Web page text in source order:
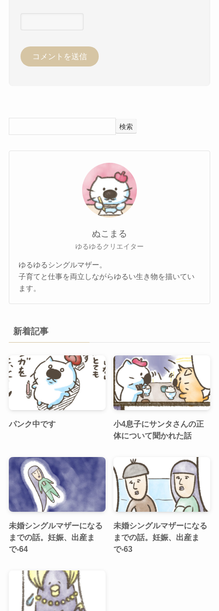
検索
ぬこまる
ゆるゆるクリエイター
ゆるゆるシングルマザー。
子育てと仕事を両立しながらゆるい生き物を描いてい
ます。
新着記事
パンク中です
小4息子にサンタさんの正
体について聞かれた話
未婚シングルマザーになる
までの話。妊娠、出産ま
で-64
未婚シングルマザーになる
までの話。妊娠、出産ま
で-63